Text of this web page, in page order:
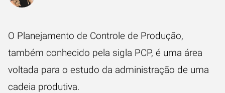
O Planejamento de Controle de Produção,
também conhecido pela sigla PCP, é uma área
voltada para o estudo da administração de uma
cadeia produtiva.